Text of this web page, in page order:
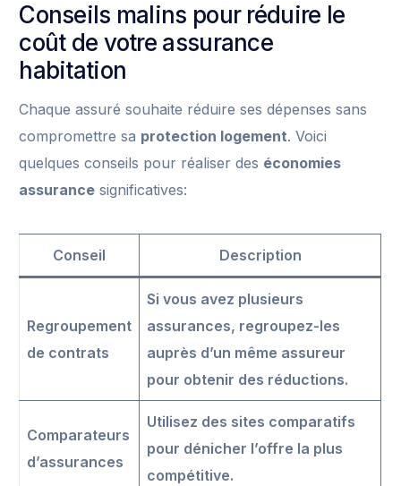
Conseils malins pour réduire le
coût de votre assurance
habitation
Chaque assuré souhaite réduire ses dépenses sans
compromettre sa protection logement. Voici
quelques conseils pour réaliser des économies
assurance significatives:
Conseil Description
Regroupement
de contrats
Si vous avez plusieurs
assurances, regroupez-les
auprès d’un même assureur
pour obtenir des réductions.
Comparateurs
d’assurances
Utilisez des sites comparatifs
pour dénicher l’offre la plus
compétitive.